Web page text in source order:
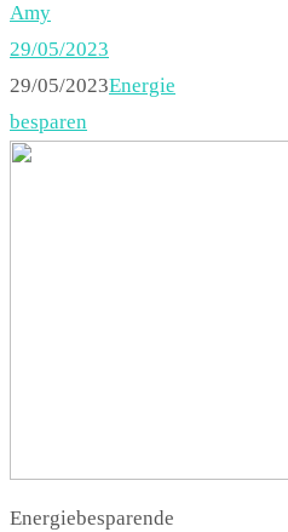
Amy
29/05/2023
29/05/2023Energie
besparen
Energiebesparende